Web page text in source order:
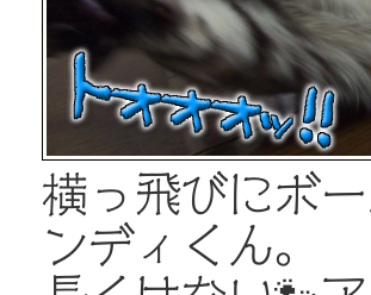
横っ飛びにボ
ンディくん。